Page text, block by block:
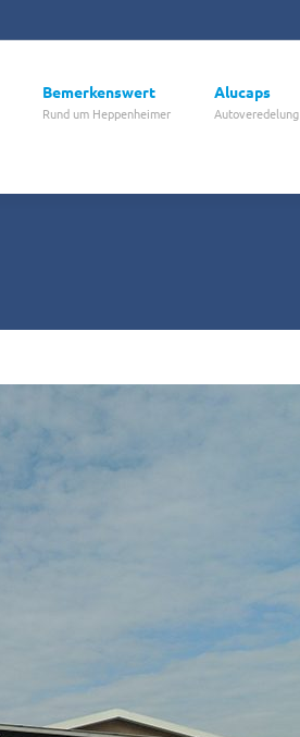
Bemerkenswert
Rund um Heppenheimer
Alucaps
Autoveredelung